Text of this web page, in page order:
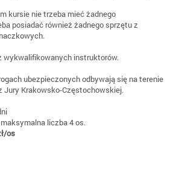
kursie nie trzeba mieć żadnego
posiadać również żadnego sprzętu z
wykwalifikowanych instruktorów.
ubezpieczonych odbywają się na terenie
Jury Krakowsko-Częstochowskiej.
liczba 4 os.
os